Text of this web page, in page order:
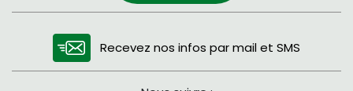
Recevez nos infos par mail et SMS